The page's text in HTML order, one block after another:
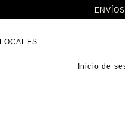
LOCALES
Inicio de